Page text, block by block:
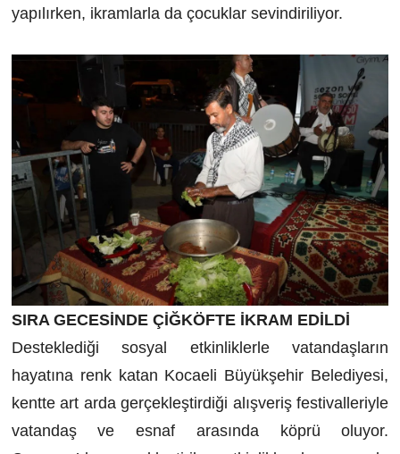
yapılırken, ikramlarla da çocuklar sevindiriliyor.
SIRA GECESİNDE ÇİĞKÖFTE İKRAM EDİLDİ
Desteklediği sosyal etkinliklerle vatandaşların
hayatına renk katan Kocaeli Büyükşehir Belediyesi,
kentte art arda gerçekleştirdiği alışveriş festivalleriyle
vatandaş ve esnaf arasında köprü oluyor.